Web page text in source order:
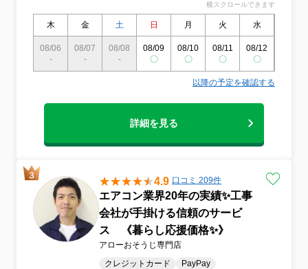
横スクロールできます
木 金 土 日 月 火 水
08/06
-
08/07
-
08/08
-
08/09
〇
08/10
〇
08/11
〇
08/12
〇
以降の予定を確認する
詳細を見る
4.9 口コミ 209件
エアコン業界20年の実績✨工事
会社が手掛ける信頼のサービ
ス 《暮らし応援価格✨》
アローおそうじ専門店
クレジットカード
PayPay